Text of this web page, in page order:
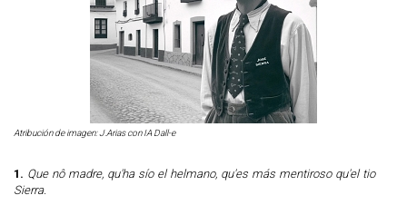
Atribución de imagen: J.Arias con IA Dall-e
1. Que nô madre, qu'ha sío el helmano, qu'es más mentiroso qu'el tio
Sierra.